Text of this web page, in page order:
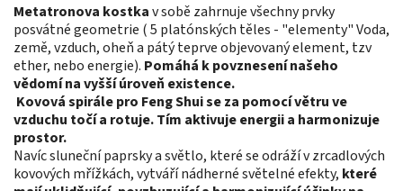
Metatronova kostkav sobě zahrnuje všechny prvky
posvátné geometrie ( 5 platónských těles - "elementy" Voda,
země, vzduch, oheň a pátý teprve objevovaný element, tzv
ether, nebo energie). Pomáhá kpovznesenínašeho
vědomína vyšší úroveň existence.
Kovová spirále pro Feng Shui se za pomocí větru ve
vzduchu točí a rotuje. Tím aktivuje energii a harmonizuje
prostor.
Navíc sluneční paprsky a světlo, které se odráží v zrcadlových
kovových mřížkách, vytváří nádherné světelné efekty, které